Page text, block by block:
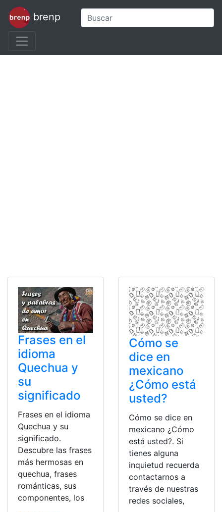
brenp
Frases en el
idioma
Quechua y
su
significado
Frases en el idioma
Quechua y su
significado.
Descubre las frases
más hermosas en
quechua, frases
románticas, sus
componentes, los
Cómo se
dice en
mexicano
¿Cómo está
usted?
Cómo se dice en
mexicano ¿Cómo
está usted?. Si
tienes alguna
inquietud recuerda
contactarnos a
través de nuestras
redes sociales,